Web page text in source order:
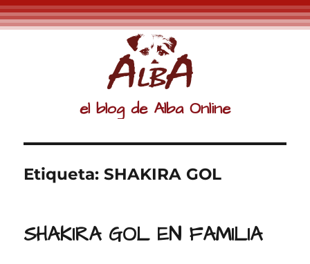
el blog de Alba Online
Etiqueta:SHAKIRA GOL
SHAKIRA GOL EN FAMILIA